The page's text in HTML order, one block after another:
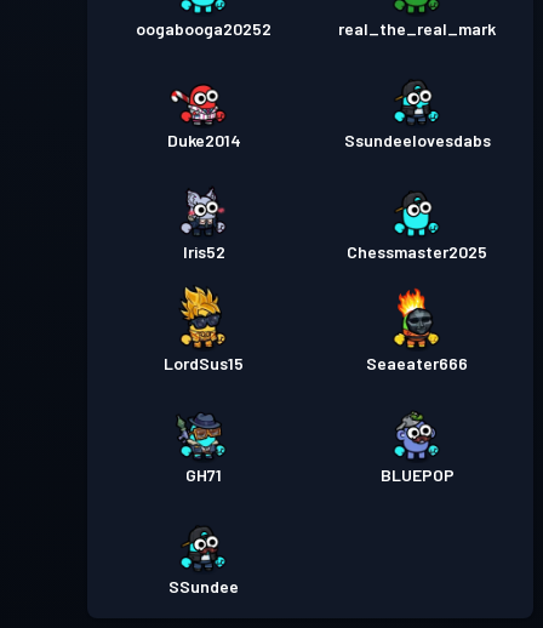
oogabooga20252 real_the_real_mark
Duke2014 Ssundeelovesdabs
Iris52 Chessmaster2025
LordSus15 Seaeater666
GH71 BLUEPOP
SSundee